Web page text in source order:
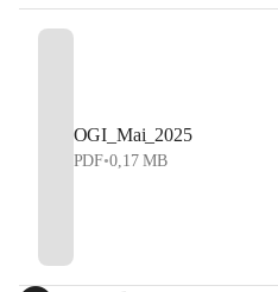
OGI_Mai_2025
PDF•0,17 MB